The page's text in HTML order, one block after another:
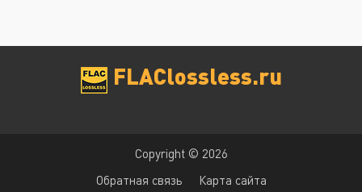
FLAClossless.ru
Copyright © 2026
Обратная связь
Карта сайта